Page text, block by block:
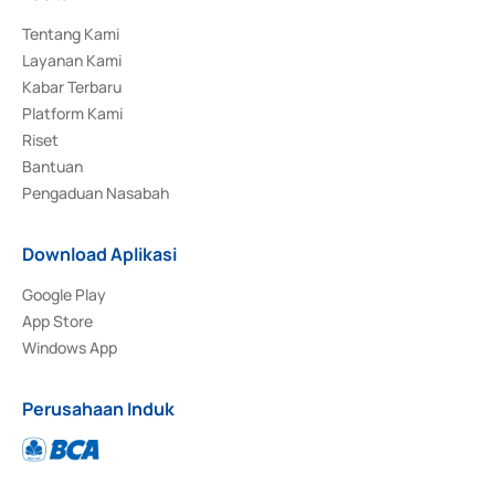
Tentang Kami
Layanan Kami
Kabar Terbaru
Platform Kami
Riset
Bantuan
Pengaduan Nasabah
Download Aplikasi
Google Play
App Store
Windows App
Perusahaan Induk